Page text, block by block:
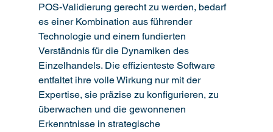
POS-Validierung gerecht zu werden, bedarf
es einer Kombination aus führender
Technologie und einem fundierten
Verständnis für die Dynamiken des
Einzelhandels. Die effizienteste Software
entfaltet ihre volle Wirkung nur mit der
Expertise, sie präzise zu konfigurieren, zu
überwachen und die gewonnenen
Erkenntnisse in strategische